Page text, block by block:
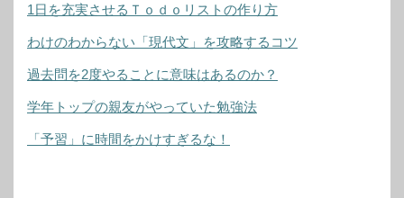
1日を充実させるＴｏｄｏリストの作り方
わけのわからない「現代文」を攻略するコツ
過去問を2度やることに意味はあるのか？
学年トップの親友がやっていた勉強法
「予習」に時間をかけすぎるな！